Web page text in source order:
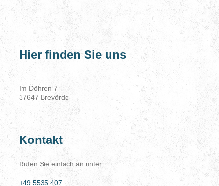
Hier finden Sie uns
Im Döhren 7
37647 Brevörde
Kontakt
Rufen Sie einfach an unter
+49 5535 407